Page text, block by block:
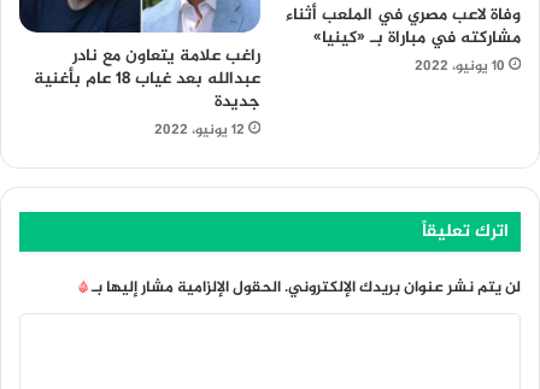
وفاة لاعب مصري في الملعب أثناء
مشاركته في مباراة بـ «كينيا»
10 يونيو، 2022
راغب علامة يتعاون مع نادر
عبدالله بعد غياب 18 عام بأغنية
جديدة
12 يونيو، 2022
اترك تعليقاً
لن يتم نشر عنوان بريدك الإلكتروني.الحقول الإلزامية مشار إليها بـ*